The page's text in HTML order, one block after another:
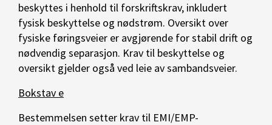
beskyttes i henhold til forskriftskrav, inkludert
fysisk beskyttelse og nødstrøm. Oversikt over
fysiske føringsveier er avgjørende for stabil drift og
nødvendig separasjon. Krav til beskyttelse og
oversikt gjelder også ved leie av sambandsveier.
Bokstav e
Bestemmelsen setter krav til EMI/EMP-